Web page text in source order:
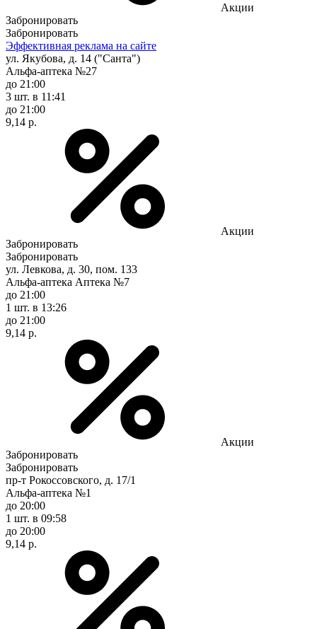
Акции
Забронировать
Забронировать
Эффективная реклама на сайте
ул. Якубова, д. 14 ("Санта")
Альфа-аптека №27
до 21:00
3 шт. в 11:41
до 21:00
9,14 р.
Акции
Забронировать
Забронировать
ул. Левкова, д. 30, пом. 133
Альфа-аптека Аптека №7
до 21:00
1 шт. в 13:26
до 21:00
9,14 р.
Акции
Забронировать
Забронировать
пр-т Рокоссовского, д. 17/1
Альфа-аптека №1
до 20:00
1 шт. в 09:58
до 20:00
9,14 р.